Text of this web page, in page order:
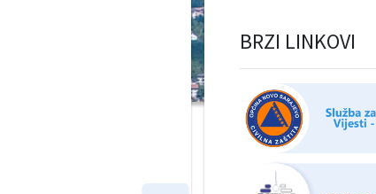
BRZI LINKOVI